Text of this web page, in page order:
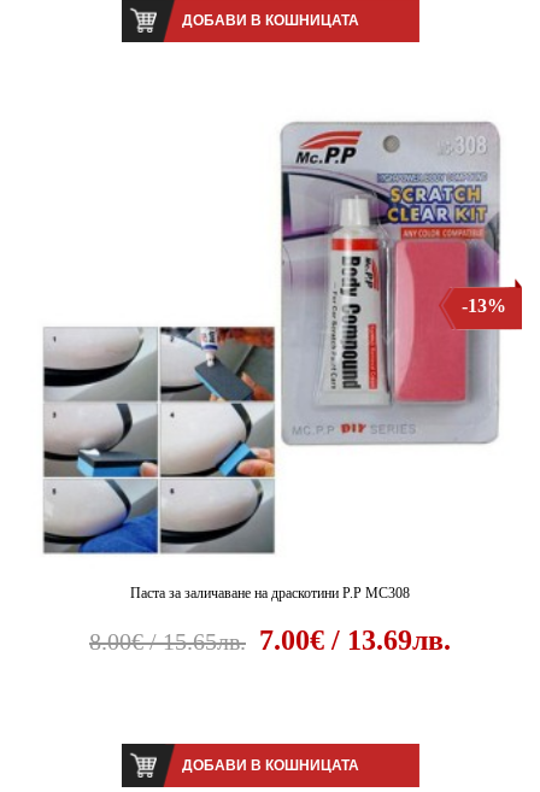
ДОБАВИ В КОШНИЦАТА
Паста за заличаване на драскотини P.P MC308
8.00€ / 15.65лв. 7.00€ / 13.69лв.
-13%
ДОБАВИ В КОШНИЦАТА